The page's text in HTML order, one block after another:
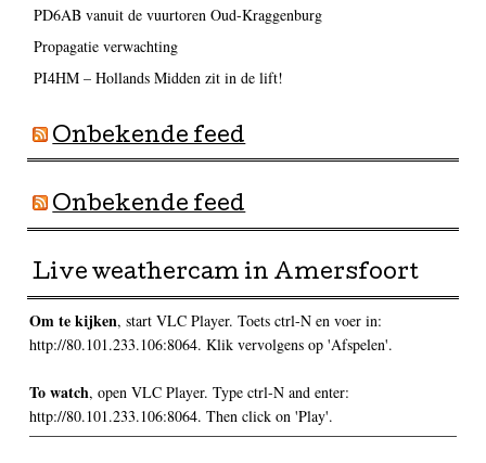
PD6AB vanuit de vuurtoren Oud-Kraggenburg
Propagatie verwachting
PI4HM – Hollands Midden zit in de lift!
Onbekende feed
Onbekende feed
Live weathercam in Amersfoort
Om te kijken, start VLC Player. Toets ctrl-N en voer in:
http://80.101.233.106:8064. Klik vervolgens op 'Afspelen'.
To watch, open VLC Player. Type ctrl-N and enter:
http://80.101.233.106:8064. Then click on 'Play'.